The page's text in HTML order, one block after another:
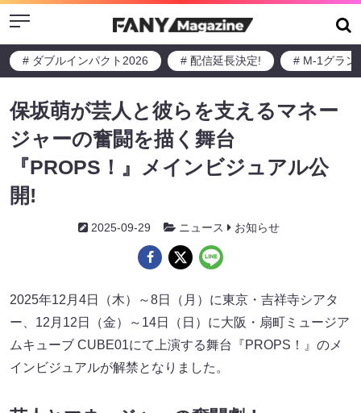
Menu
# ダブルインパクト2026 # 配信延長決定! # M-1グラン
保坂萌が芸人と彼らを支えるマネー
ジャーの奮闘を描く舞台
『PROPS！』メインビジュアル公
開!
2025-09-29 ニュース お知らせ
2025年12月4日（木）～8日（月）に東京・吉祥寺シアタ
ー、12月12日（金）～14日（日）に大阪・扇町ミュージア
ムキューブ CUBE01にて上演する舞台『PROPS！』のメ
インビジュアルが解禁となりました。